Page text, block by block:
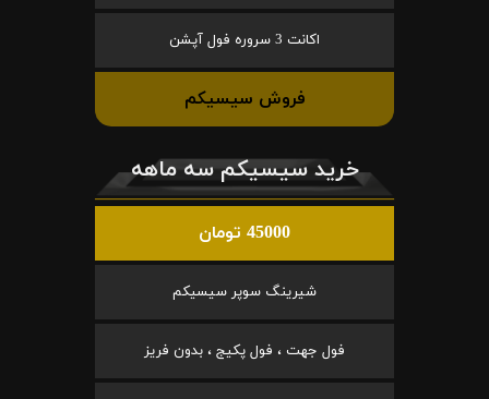
اکانت 3 سروره فول آپشن
فروش سیسیکم
خرید سیسیکم سه ماهه
45000 تومان
شیرینگ سوپر سیسیکم
فول جهت ، فول پکیج ، بدون فریز